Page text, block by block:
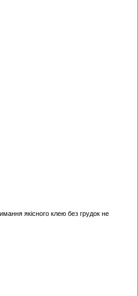
якісного клею без грудок не